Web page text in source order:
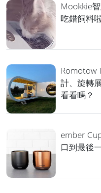
Mookkie
吃錯飼料
Romotow
計、旋轉
看看嗎？
ember
口到最後